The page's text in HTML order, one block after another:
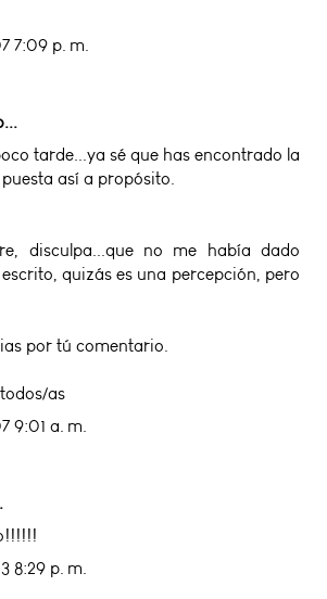
7:09 p. m.
tarde...ya sé que has encontrado la
así a propósito.
disculpa...que no me había dado
quizás es una percepción, pero
por tú comentario.
as
9:01 a. m.
8:29 p. m.